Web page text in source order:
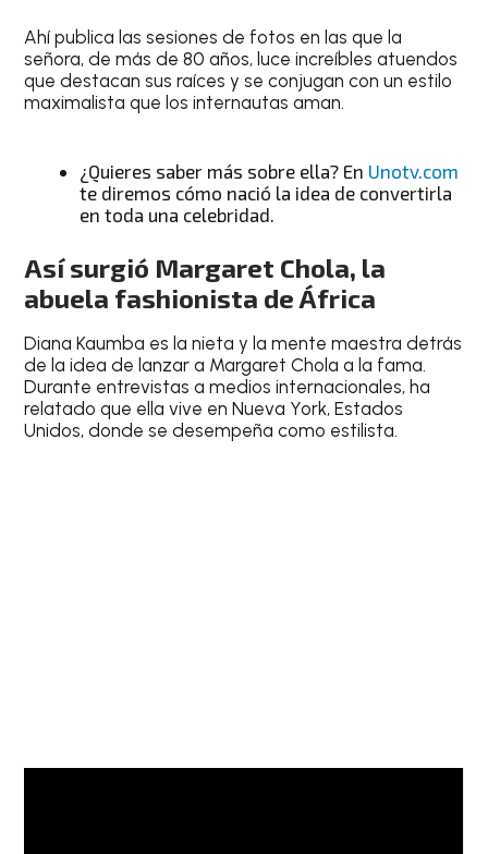
Ahí publica las sesiones de fotos en las que la
señora, de más de 80 años, luce increíbles atuendos
que destacan sus raíces y se conjugan con un estilo
maximalista que los internautas aman.
¿Quieres saber más sobre ella? En Unotv.com
te diremos cómo nació la idea de convertirla
en toda una celebridad.
Así surgió Margaret Chola, la
abuela fashionista de África
Diana Kaumba es la nieta y la mente maestra detrás
de la idea de lanzar a Margaret Chola a la fama.
Durante entrevistas a medios internacionales, ha
relatado que ella vive en Nueva York, Estados
Unidos, donde se desempeña como estilista.